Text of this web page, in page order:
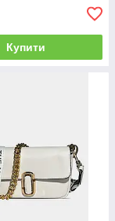
Купити